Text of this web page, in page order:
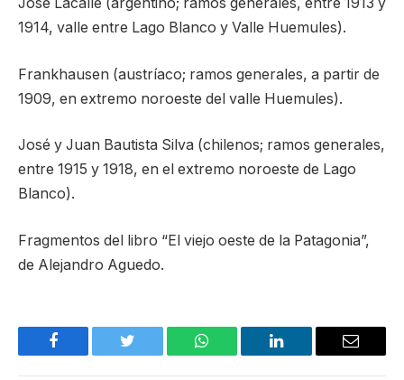
1914, valle entre Lago Blanco y Valle Huemules).
Frankhausen (austríaco; ramos generales, a partir de
1909, en extremo noroeste del valle Huemules).
José y Juan Bautista Silva (chilenos; ramos generales,
entre 1915 y 1918, en el extremo noroeste de Lago
Blanco).
Fragmentos del libro “El viejo oeste de la Patagonia”,
de Alejandro Aguedo.
Facebook Twitter WhatsApp LinkedIn Email